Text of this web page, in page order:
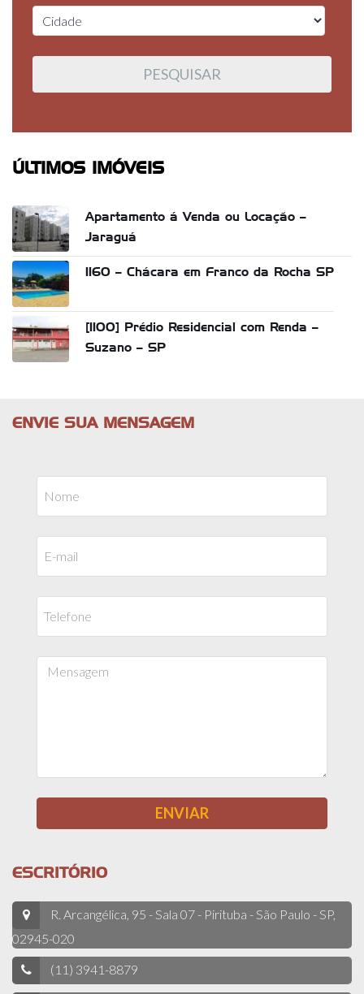
ÚLTIMOS IMÓVEIS
Apartamento á Venda ou Locação –
Jaraguá
1160 – Chácara em Franco da Rocha SP
[1100] Prédio Residencial com Renda –
Suzano – SP
ENVIE SUA MENSAGEM
ESCRITÓRIO
R. Arcangélica, 95 - Sala 07 - Pirituba - São Paulo - SP,
02945-020
(11) 3941-8879